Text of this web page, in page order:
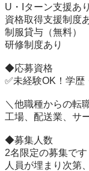
U・Iターン支援あり
資格取得支援制度
制服貸与（無料）
研修制度あり
◆応募資格
✅未経験OK！学歴
＼他職種からの転
工場、配送業、サ
◆募集人数
2名限定の募集です
人員が埋まり次第